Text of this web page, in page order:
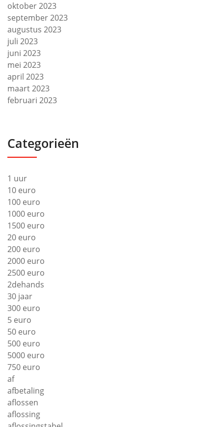
oktober 2023
september 2023
augustus 2023
juli 2023
juni 2023
mei 2023
april 2023
maart 2023
februari 2023
Categorieën
1 uur
10 euro
100 euro
1000 euro
1500 euro
20 euro
200 euro
2000 euro
2500 euro
2dehands
30 jaar
300 euro
5 euro
50 euro
500 euro
5000 euro
750 euro
af
afbetaling
aflossen
aflossing